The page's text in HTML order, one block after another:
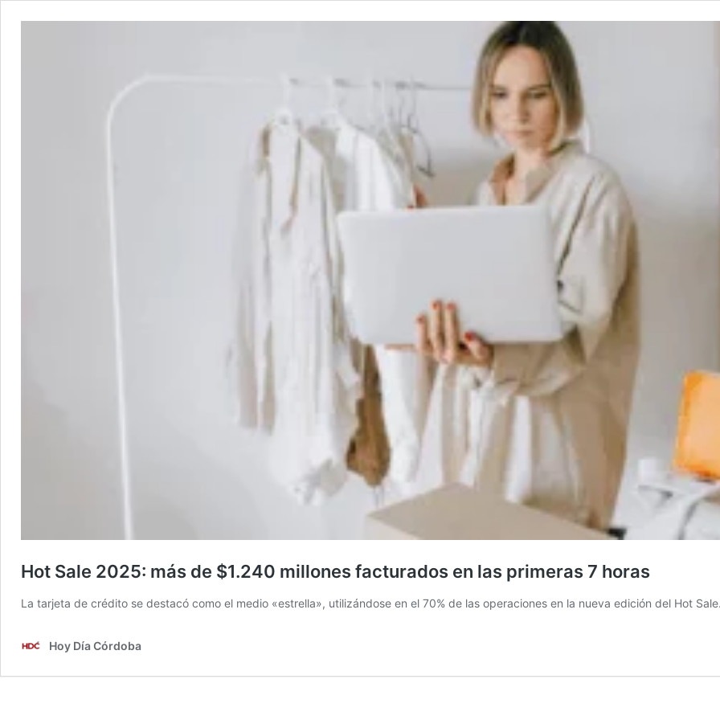
Hot Sale 2025: más de $1.240 millones facturados en las primeras 7 horas
La tarjeta de crédito se destacó como el medio «estrella», utilizándose en el 70% de las operaciones en la nueva edición del Hot
Hoy Día Córdoba